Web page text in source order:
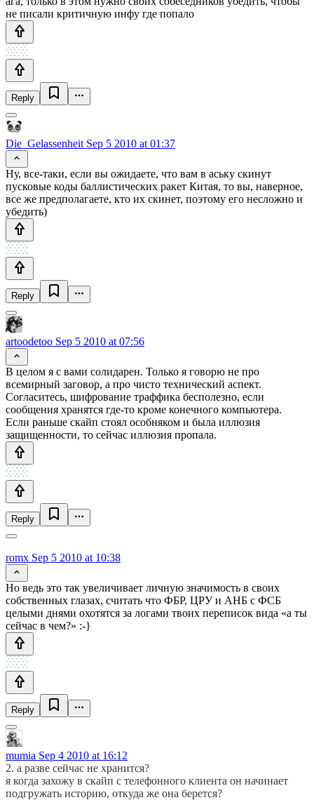
не писали критичную инфу где попало
Reply
Die_Gelassenheit Sep 5 2010 at 01:37
Ну, все-таки, если вы ожидаете, что вам в аську скинут
пусковые коды баллистических ракет Китая, то вы, наверное,
все же предполагаете, кто их скинет, поэтому его несложно и
убедить)
Reply
artoodetoo Sep 5 2010 at 07:56
В целом я с вами солидарен. Только я говорю не про
всемирный заговор, а про чисто технический аспект.
Согласитесь, шифрование траффика бесполезно, если
сообщения хранятся где-то кроме конечного компьютера.
Если раньше скайп стоял особняком и была иллюзия
защищенности, то сейчас иллюзия пропала.
Reply
romx Sep 5 2010 at 10:38
Но ведь это так увеличивает личную значимость в своих
собственных глазах, считать что ФБР, ЦРУ и АНБ с ФСБ
целыми днями охотятся за логами твоих переписок вида «а ты
сейчас в чем?» :-}
Reply
mumia Sep 4 2010 at 16:12
2. а разве сейчас не хранится?
я когда захожу в скайп с телефонного клиента он начинает
подгружать историю, откуда же она берется?